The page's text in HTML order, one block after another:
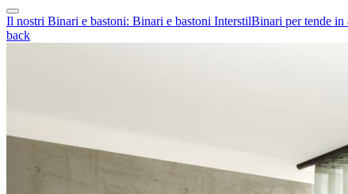
Il nostri Binari e bastoni: Binari e bastoni InterstilBinari per tende
back